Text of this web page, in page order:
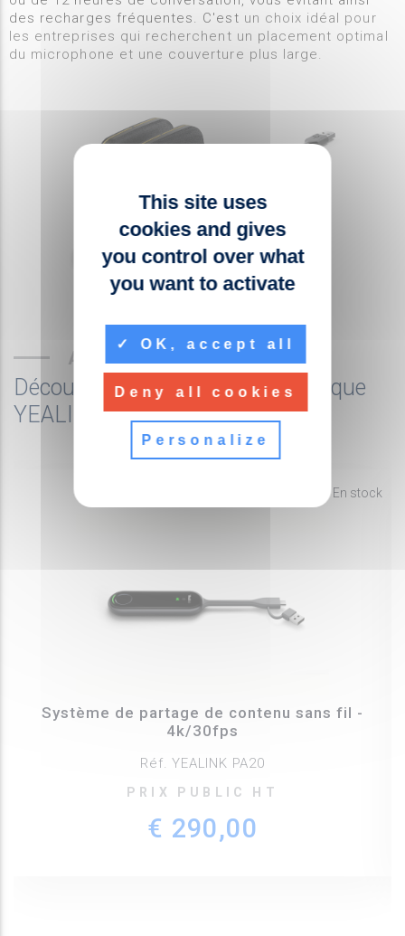
des recharges fréquentes. C'est un choix idéal pour
les entreprises qui recherchent un placement optimal
du microphone et une couverture plus large.
AUTRES PRODUITS
Découvrez les produits de la marque
YEALINK
fiber_manual_record En stock
Système de partage de contenu sans fil -
4k/30fps
Réf. YEALINK PA20
PRIX PUBLIC HT
€ 290,00
This site uses
cookies and gives
you control over what
you want to activate
OK, accept all
Deny all cookies
Personalize